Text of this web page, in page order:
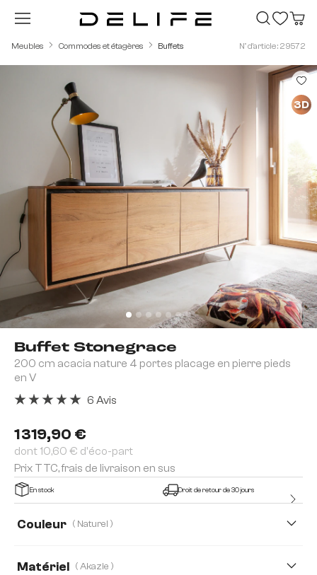
Passer au contenu principal
Meubles Commodes et étagères Buffets N° d'article : 29572
Buffet Stonegrace
200 cm acacia nature 4 portes placage en pierre pieds
en V
1 319,90 €
dont 10,60 € d'éco-part
Prix TTC, frais de livraison en sus
6 Avis
En stock Droit de retour de 30 jours
Couleur ( Naturel )
Matériel ( Akazie )
3D